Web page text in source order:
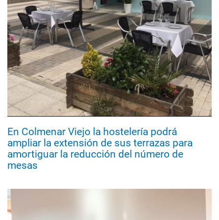
En Colmenar Viejo la hostelería podrá
ampliar la extensión de sus terrazas para
amortiguar la reducción del número de
mesas